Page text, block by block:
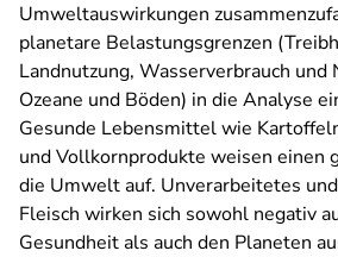
Umweltauswirkungen
planetare Belastungsgrenzen
Landnutzung, Wasserverbrauch
Ozeane und Böden) in die Analyse
Gesunde Lebensmittel wie
und Vollkornprodukte weisen einen
die Umwelt auf. Unverarbeitetes
Fleisch wirken sich sowohl negativ
Gesundheit als auch den Planeten